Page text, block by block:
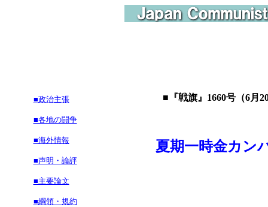
■政治主張
■各地の闘争
■海外情報
■声明・論評
■主要論文
■綱領・規約
■『戦旗』1660号（6月
夏期一時金カン